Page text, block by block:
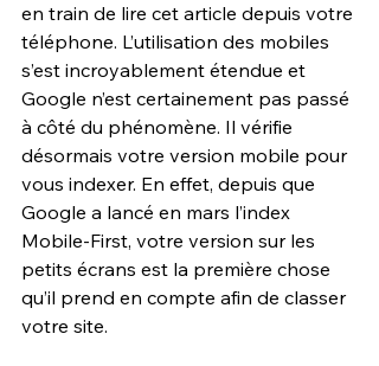
en train de lire cet article depuis votre
téléphone. L’utilisation des mobiles
s’est incroyablement étendue et
Google n’est certainement pas passé
à côté du phénomène. Il vérifie
désormais votre version mobile pour
vous indexer. En effet, depuis que
Google a lancé en mars l’index
Mobile-First, votre version sur les
petits écrans est la première chose
qu’il prend en compte afin de classer
votre site.